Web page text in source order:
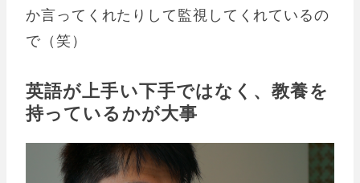
か言ってくれたりして監視してくれているの
で（笑）
英語が上手い下手ではなく、教養を
持っているかが大事